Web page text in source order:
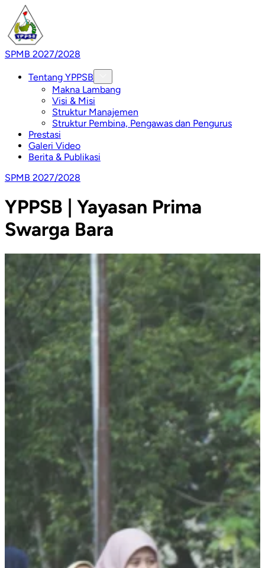
SPMB 2027/2028
Tentang YPPSB
Makna Lambang
Visi & Misi
Struktur Manajemen
Struktur Pembina, Pengawas dan Pengurus
Prestasi
Galeri Video
Berita & Publikasi
SPMB 2027/2028
YPPSB | Yayasan Prima
Swarga Bara